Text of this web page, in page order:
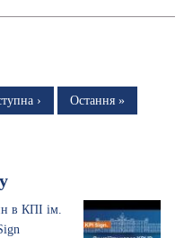
›
Остання
Остання »
в КПІ ім.